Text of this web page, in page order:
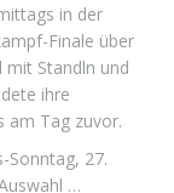
in der
Finale über
mit Standln und
ihre
am Tag zuvor.
Sonntag, 27.
…